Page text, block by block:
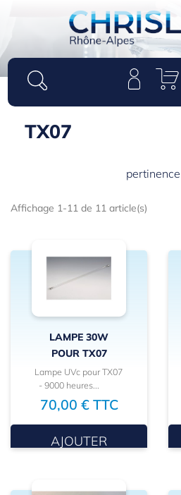
TX07
pertinence
Affichage 1-11 de 11 article(s)
LAMPE 30W
POUR TX07
Lampe UVc pour TX07
- 9000 heures...
70,00 € TTC
AJOUTER